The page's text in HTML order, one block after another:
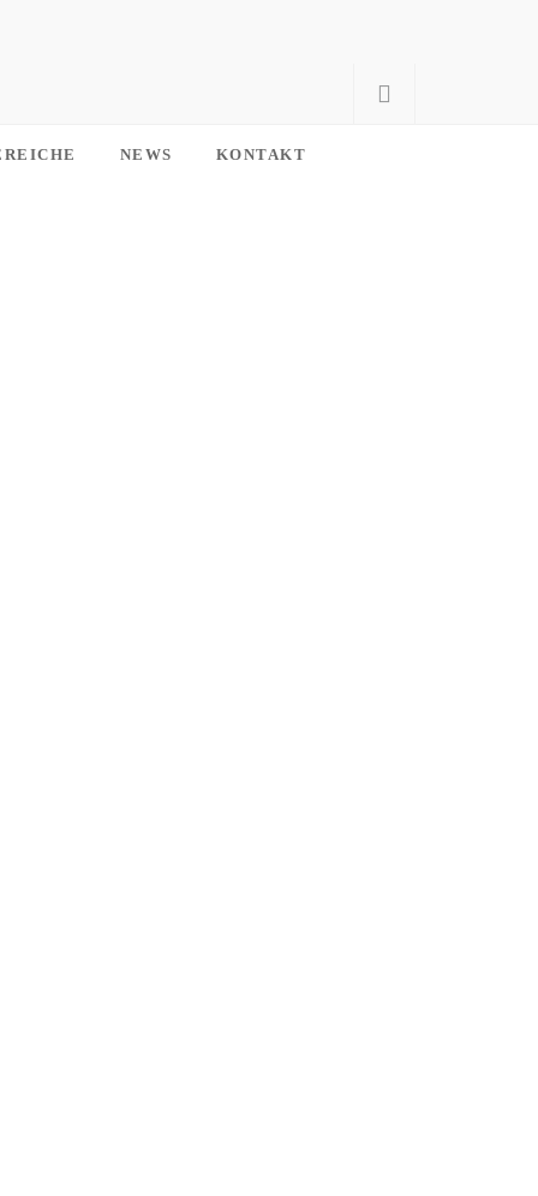
NEWS KONTAKT